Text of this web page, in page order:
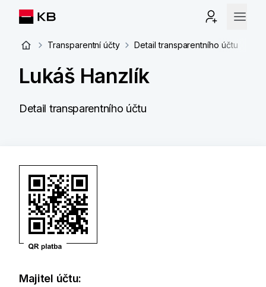
Transparentní účty Detail transparentního účtu
Lukáš Hanzlík
Detail transparentního účtu
Majitel účtu: